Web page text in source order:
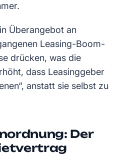
Überangebot an
Leasing-Boom-
drücken, was die
dass Leasinggeber
anstatt sie selbst zu
Der